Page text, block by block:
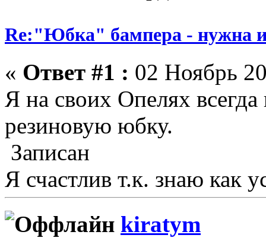
Re:"Юбка" бампера - нужна
« Ответ #1 : 02 Ноябрь
Я на своих Опелях
резиновую юбку.
Записан
Я счастлив т.к. знаю как
kiratym